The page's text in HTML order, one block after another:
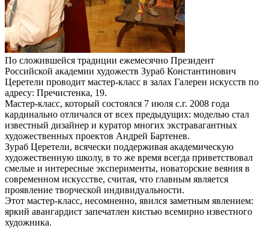
По сложившейся традиции ежемесячно Президент
Российской академии художеств Зураб Константинович
Церетели проводит мастер-класс в залах Галереи искусств по
адресу: Пречистенка, 19.
Мастер-класс, который состоялся 7 июля с.г. 2008 года
кардинально отличался от всех предыдущих: моделью стал
известный дизайнер и куратор многих экстравагантных
художественных проектов Андрей Бартенев.
Зураб Церетели, всячески поддерживая академическую
художественную школу, в то же время всегда приветствовал
смелые и интересные эксперименты, новаторские веяния в
современном искусстве, считая, что главным является
проявление творческой индивидуальности.
Этот мастер-класс, несомненно, явился заметным явлением:
яркий авангардист запечатлен кистью всемирно известного
художника.